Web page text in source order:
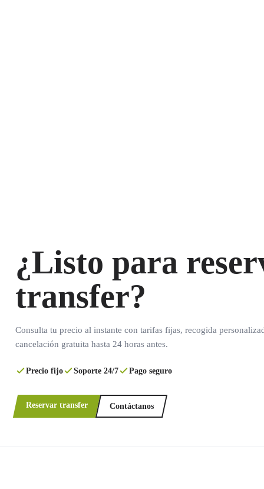
¿Listo para
transfer?
Consulta tu precio al instante con tarifas fijas, recogida
cancelación gratuita hasta 24 horas antes.
Precio fijo Soporte 24/7 Pago seguro
Reservar transfer Contáctanos